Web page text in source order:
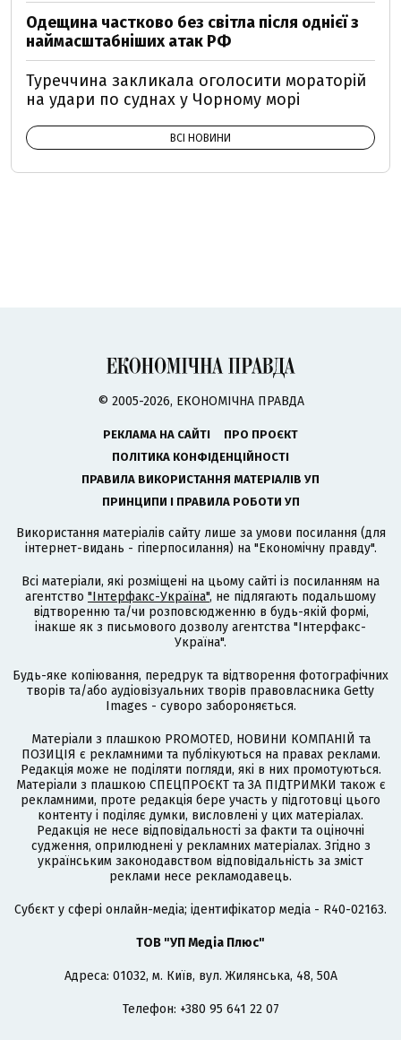
Одещина частково без світла після однієї з
наймасштабніших атак РФ
Туреччина закликала оголосити мораторій
на удари по суднах у Чорному морі
ВСІ НОВИНИ
© 2005-2026, ЕКОНОМІЧНА ПРАВДА
РЕКЛАМА НА САЙТІ
ПРО ПРОЄКТ
ПОЛІТИКА КОНФІДЕНЦІЙНОСТІ
ПРАВИЛА ВИКОРИСТАННЯ МАТЕРІАЛІВ УП
ПРИНЦИПИ І ПРАВИЛА РОБОТИ УП
Використання матеріалів сайту лише за умови посилання (для
інтернет-видань - гіперпосилання) на "Економічну правду".
Всі матеріали, які розміщені на цьому сайті із посиланням на
агентство "Інтерфакс-Україна", не підлягають подальшому
відтворенню та/чи розповсюдженню в будь-якій формі,
інакше як з письмового дозволу агентства "Інтерфакс-
Україна".
Будь-яке копіювання, передрук та відтворення фотографічних
творів та/або аудіовізуальних творів правовласника Getty
Images - суворо забороняється.
Матеріали з плашкою PROMOTED, НОВИНИ КОМПАНІЙ та
ПОЗИЦІЯ є рекламними та публікуються на правах реклами.
Редакція може не поділяти погляди, які в них промотуються.
Матеріали з плашкою СПЕЦПРОЄКТ та ЗА ПІДТРИМКИ також є
рекламними, проте редакція бере участь у підготовці цього
контенту і поділяє думки, висловлені у цих матеріалах.
Редакція не несе відповідальності за факти та оціночні
судження, оприлюднені у рекламних матеріалах. Згідно з
українським законодавством відповідальність за зміст
реклами несе рекламодавець.
Cубєкт у сфері онлайн-медіа; ідентифікатор медіа - R40-02163.
ТОВ "УП Медіа Плюс"
Адреса: 01032, м. Київ, вул. Жилянська, 48, 50А
Телефон: +380 95 641 22 07